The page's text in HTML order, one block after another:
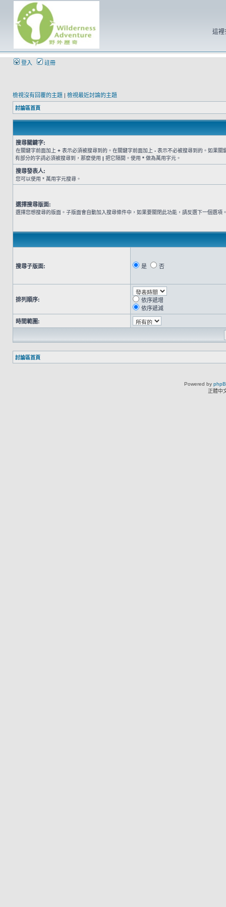
這裡
登入 註冊
檢視沒有回覆的主題 | 檢視最近討論的主題
討論區首頁
搜尋關鍵字:
在關鍵字前面加上 + 表示必須被搜尋到的。在關鍵字前面加上 - 表示不必被搜尋到的。如果關
有部分的字詞必須被搜尋到，那麼使用 | 把它隔開。使用 * 做為萬用字元。
搜尋發表人:
您可以使用 * 萬用字元搜尋。
選擇搜尋版面:
選擇您想搜尋的版面。子版面會自動加入搜尋條件中，如果要關閉此功能，請反選下一個選項
搜尋子版面: 是 否
排列順序:
依序遞增
依序遞減
時間範圍:
討論區首頁
Powered by
正體中